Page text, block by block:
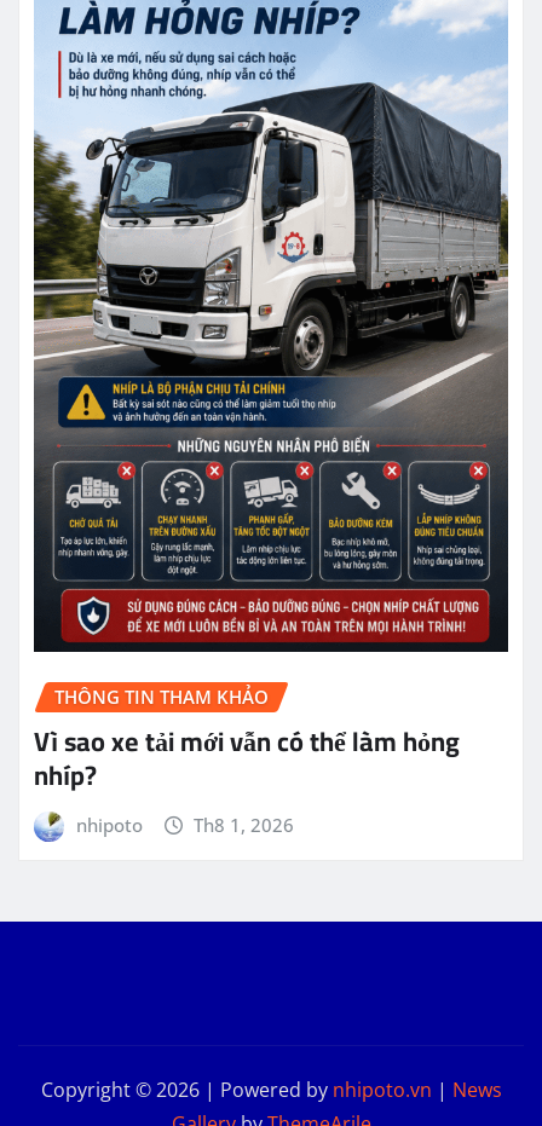
THÔNG TIN THAM KHẢO
Vì sao xe tải mới vẫn có thể làm hỏng
nhíp?
nhipoto Th8 1, 2026
Copyright © 2026 | Powered by nhipoto.vn | News